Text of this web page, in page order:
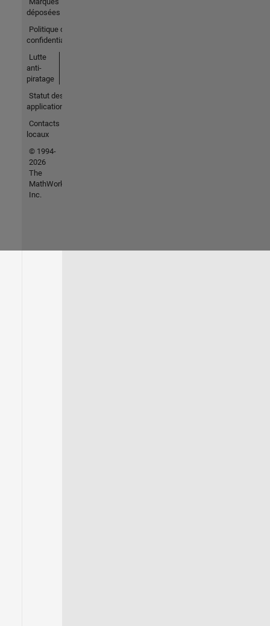
déposées
Politique de
confidentialité
Lutte
anti-
piratage
Statut des
applications
Contacts
locaux
© 1994-
2026
The
MathWorks,
Inc.